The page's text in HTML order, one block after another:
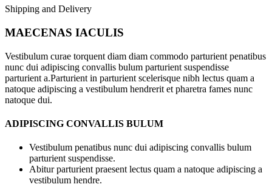
Shipping and Delivery
MAECENAS IACULIS
Vestibulum curae torquent diam diam commodo parturient penatibus
nunc dui adipiscing convallis bulum parturient suspendisse
parturient a.Parturient in parturient scelerisque nibh lectus quam a
natoque adipiscing a vestibulum hendrerit et pharetra fames nunc
natoque dui.
ADIPISCING CONVALLIS BULUM
Vestibulum penatibus nunc dui adipiscing convallis bulum
parturient suspendisse.
Abitur parturient praesent lectus quam a natoque adipiscing a
vestibulum hendre.